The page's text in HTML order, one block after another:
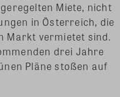
Miete, nicht
in Österreich, die
Markt vermietet sind.
drei Jahre
Pläne stoßen auf